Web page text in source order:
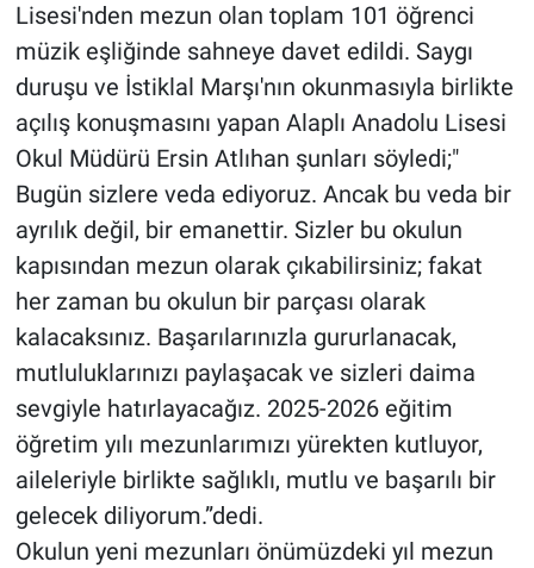
Lisesi'nden mezun olan toplam 101 öğrenci
müzik eşliğinde sahneye davet edildi. Saygı
duruşu ve İstiklal Marşı'nın okunmasıyla birlikte
açılış konuşmasını yapan Alaplı Anadolu Lisesi
Okul Müdürü Ersin Atlıhan şunları söyledi;"
Bugün sizlere veda ediyoruz. Ancak bu veda bir
ayrılık değil, bir emanettir. Sizler bu okulun
kapısından mezun olarak çıkabilirsiniz; fakat
her zaman bu okulun bir parçası olarak
kalacaksınız. Başarılarınızla gururlanacak,
mutluluklarınızı paylaşacak ve sizleri daima
sevgiyle hatırlayacağız. 2025-2026 eğitim
öğretim yılı mezunlarımızı yürekten kutluyor,
aileleriyle birlikte sağlıklı, mutlu ve başarılı bir
gelecek diliyorum.”dedi.
Okulun yeni mezunları önümüzdeki yıl mezun